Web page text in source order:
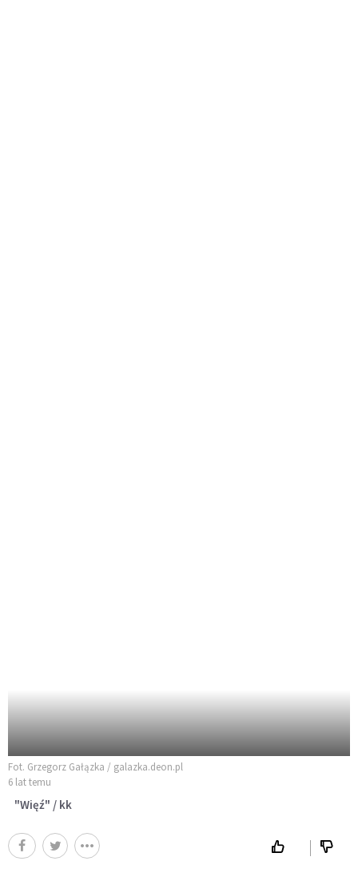
Fot. Grzegorz Gałązka / galazka.deon.pl
6 lat temu
"Więź" / kk